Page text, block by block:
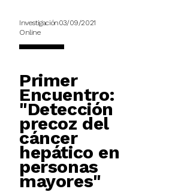
Investigación03/09/2021
Online
Primer
Encuentro:
"Detección
precoz del
cáncer
hepático en
personas
mayores"